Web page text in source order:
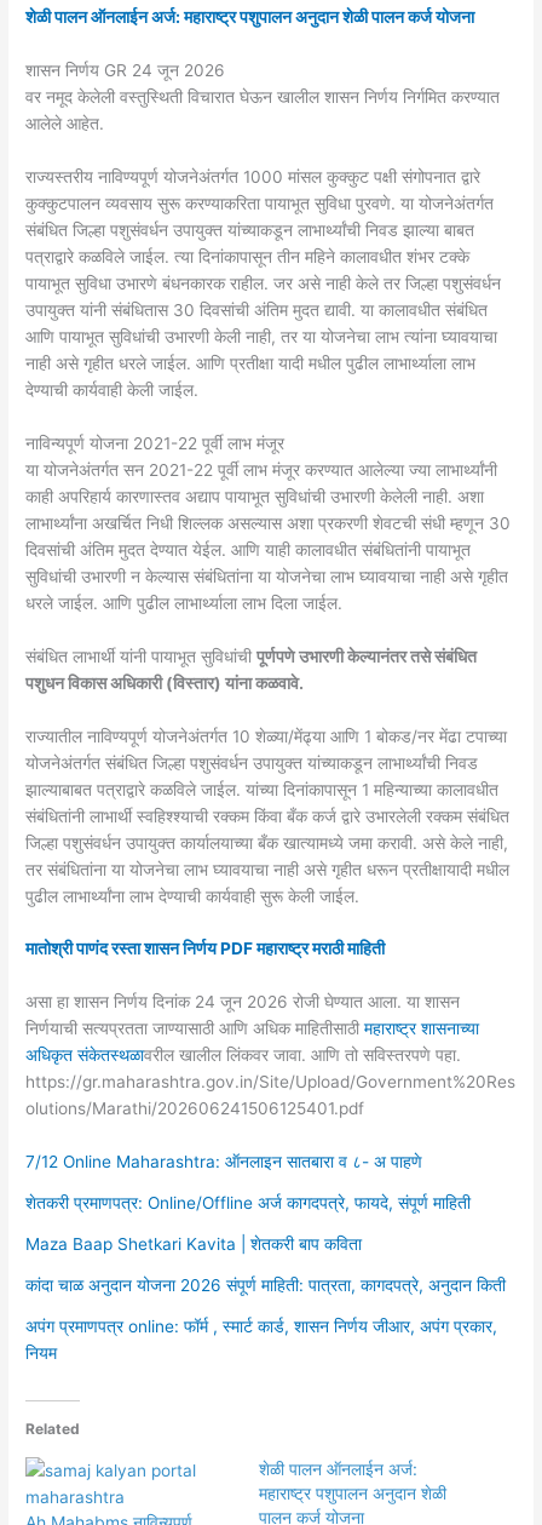
शेळी पालन ऑनलाईन अर्ज: महाराष्ट्र पशुपालन अनुदान शेळी पालन कर्ज योजना
शासन निर्णय GR 24 जून 2026
वर नमूद केलेली वस्तुस्थिती विचारात घेऊन खालील शासन निर्णय निर्गमित करण्यात
आलेले आहेत.
राज्यस्तरीय नाविण्यपूर्ण योजनेअंतर्गत 1000 मांसल कुक्कुट पक्षी संगोपनात द्वारे
कुक्कुटपालन व्यवसाय सुरू करण्याकरिता पायाभूत सुविधा पुरवणे. या योजनेअंतर्गत
संबंधित जिल्हा पशुसंवर्धन उपायुक्त यांच्याकडून लाभार्थ्यांची निवड झाल्या बाबत
पत्राद्वारे कळविले जाईल. त्या दिनांकापासून तीन महिने कालावधीत शंभर टक्के
पायाभूत सुविधा उभारणे बंधनकारक राहील. जर असे नाही केले तर जिल्हा पशुसंवर्धन
उपायुक्त यांनी संबंधितास 30 दिवसांची अंतिम मुदत द्यावी. या कालावधीत संबंधित
आणि पायाभूत सुविधांची उभारणी केली नाही, तर या योजनेचा लाभ त्यांना घ्यावयाचा
नाही असे गृहीत धरले जाईल. आणि प्रतीक्षा यादी मधील पुढील लाभार्थ्याला लाभ
देण्याची कार्यवाही केली जाईल.
नाविन्यपूर्ण योजना 2021-22 पूर्वी लाभ मंजूर
या योजनेअंतर्गत सन 2021-22 पूर्वी लाभ मंजूर करण्यात आलेल्या ज्या लाभार्थ्यांनी
काही अपरिहार्य कारणास्तव अद्याप पायाभूत सुविधांची उभारणी केलेली नाही. अशा
लाभार्थ्यांना अखर्चित निधी शिल्लक असल्यास अशा प्रकरणी शेवटची संधी म्हणून 30
दिवसांची अंतिम मुदत देण्यात येईल. आणि याही कालावधीत संबंधितांनी पायाभूत
सुविधांची उभारणी न केल्यास संबंधितांना या योजनेचा लाभ घ्यावयाचा नाही असे गृहीत
धरले जाईल. आणि पुढील लाभार्थ्याला लाभ दिला जाईल.
संबंधित लाभार्थी यांनी पायाभूत सुविधांचीपूर्णपणे उभारणी केल्यानंतर तसे संबंधित
पशुधन विकास अधिकारी (विस्तार) यांना कळवावे.
राज्यातील नाविण्यपूर्ण योजनेअंतर्गत 10 शेळ्या/मेंढ्या आणि 1 बोकड/नर मेंढा टपाच्या
योजनेअंतर्गत संबंधित जिल्हा पशुसंवर्धन उपायुक्त यांच्याकडून लाभार्थ्यांची निवड
झाल्याबाबत पत्राद्वारे कळविले जाईल. यांच्या दिनांकापासून 1 महिन्याच्या कालावधीत
संबंधितांनी लाभार्थी स्वहिश्‍श्‍याची रक्कम किंवा बँक कर्ज द्वारे उभारलेली रक्कम संबंधित
जिल्हा पशुसंवर्धन उपायुक्त कार्यालयाच्या बँक खात्यामध्ये जमा करावी. असे केले नाही,
तर संबंधितांना या योजनेचा लाभ घ्यावयाचा नाही असे गृहीत धरून प्रतीक्षायादी मधील
पुढील लाभार्थ्यांना लाभ देण्याची कार्यवाही सुरू केली जाईल.
मातोश्री पाणंद रस्ता शासन निर्णय PDF महाराष्ट्र मराठी माहिती
असा हा शासन निर्णय दिनांक 24 जून 2026 रोजी घेण्यात आला. या शासन
निर्णयाची सत्यप्रतता जाण्यासाठी आणि अधिक माहितीसाठीमहाराष्ट्र शासनाच्या
अधिकृत संकेतस्थळावरील खालील लिंकवर जावा. आणि तो सविस्तरपणे पहा.
https://gr.maharashtra.gov.in/Site/Upload/Government%20Res
olutions/Marathi/202606241506125401.pdf
7/12 Online Maharashtra: ऑनलाइन सातबारा व ८- अ पाहणे
शेतकरी प्रमाणपत्र: Online/Offline अर्ज कागदपत्रे, फायदे, संपूर्ण माहिती
Maza Baap Shetkari Kavita | शेतकरी बाप कविता
कांदा चाळ अनुदान योजना 2026 संपूर्ण माहिती: पात्रता, कागदपत्रे, अनुदान किती
अपंग प्रमाणपत्र online: फॉर्म , स्मार्ट कार्ड, शासन निर्णय जीआर, अपंग प्रकार,
नियम
Related
शेळी पालन ऑनलाईन अर्ज:
महाराष्ट्र पशुपालन अनुदान शेळी
पालन कर्ज योजना